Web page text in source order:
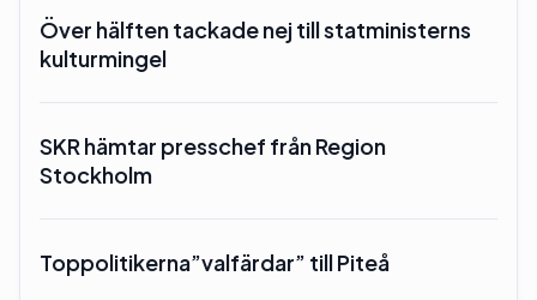
Över hälften tackade nej till statministerns
kulturmingel
SKR hämtar presschef från Region
Stockholm
Toppolitikerna”valfärdar” till Piteå